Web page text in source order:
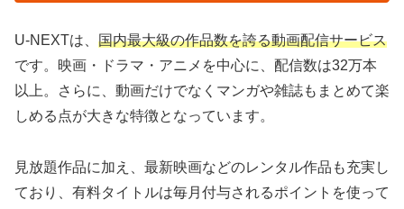
U-NEXTは、 国内最大級の作品数を誇る動画配信サービス
です。映画・ドラマ・アニメを中心に、配信数は32万本
以上。さらに、動画だけでなくマンガや雑誌もまとめて楽
しめる点が大きな特徴となっています。
見放題作品に加え、最新映画などのレンタル作品も充実し
ており、有料タイトルは毎月付与されるポイントを使って